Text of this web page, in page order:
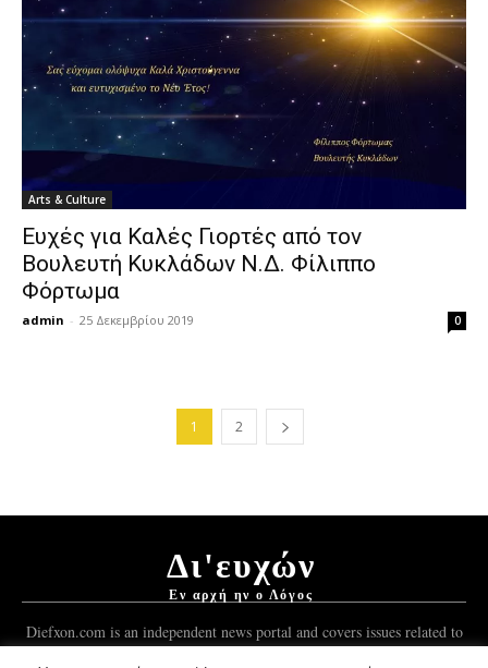
Arts & Culture
Ευχές για Καλές Γιορτές από τον
Βουλευτή Κυκλάδων Ν.Δ. Φίλιππο
Φόρτωμα
admin - 25 Δεκεμβρίου 2019 0
1 2
Δι'ευχών
Εν αρχή ην ο Λόγος
Diefxon.com is an independent news portal and covers issues related to